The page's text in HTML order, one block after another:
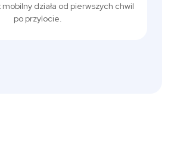
działa od pierwszych chwil
po przylocie.